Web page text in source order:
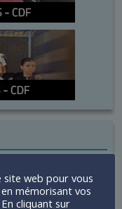
site web pour vous
mémorisant vos
cliquant sur